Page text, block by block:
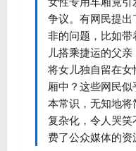
争议。有网民提出
非的问题，比如带
儿搭乘捷运的父亲
将女儿独自留在女
厢中？这些网民似
本常识，无知地将
复杂化，令人哭笑
费了公众媒体的资